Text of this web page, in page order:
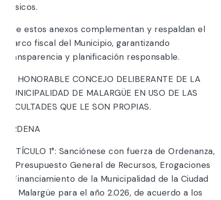
básicos.
Que estos anexos complementan y respaldan el
marco fiscal del Municipio, garantizando
transparencia y planificación responsable.
EL HONORABLE CONCEJO DELIBERANTE DE LA
MUNICIPALIDAD DE MALARGÜE EN USO DE LAS
FACULTADES QUE LE SON PROPIAS.
ORDENA
ARTÍCULO 1°: Sanciónese con fuerza de Ordenanza,
el Presupuesto General de Recursos, Erogaciones
y Financiamiento de la Municipalidad de la Ciudad
de Malargüe para el año 2.026, de acuerdo a los